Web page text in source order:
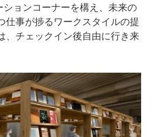
ョンコーナーを構え、未来の
仕事が捗るワークスタイルの提
、チェックイン後自由に行き来